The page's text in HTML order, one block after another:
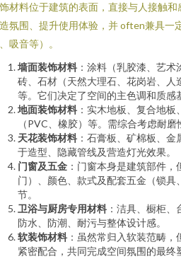
材料位于建筑的表面，直接与人接触
氛围、提升使用体验，并 often兼具一
吸音等）。
墙面装饰材料 ：涂料（乳胶漆、艺
砖、石材（天然大理石、花岗岩、
等。它们决定了空间的主色调和质感
地面装饰材料 ：实木地板、复合地
（PVC、橡胶）等。需综合考虑耐
天花装饰材料 ：石膏板、矿棉板、
于造型、隐藏管线及营造灯光效果。
门窗及五金 ：门窗本身是建筑部件
门）、颜色、款式及配套五金（锁
节。
卫浴与厨房专用材料 ：洁具、橱柜
防水、防潮、耐污与整体设计感。
软装饰材料 ：虽然常归入软装范畴
紧密配合，共同完成空间氛围的最终